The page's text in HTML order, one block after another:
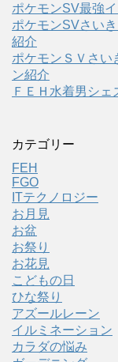
ポケモンSV最強
ポケモンSVさい
紹介
ポケモンＳＶさい
ン紹介
ＦＥＨ水着男シ
カテゴリー
FEH
FGO
ITテクノロジー
お月見
お盆
お祭り
お花見
こどもの日
ひな祭り
アズールレーン
イルミネーション
カラダの悩み